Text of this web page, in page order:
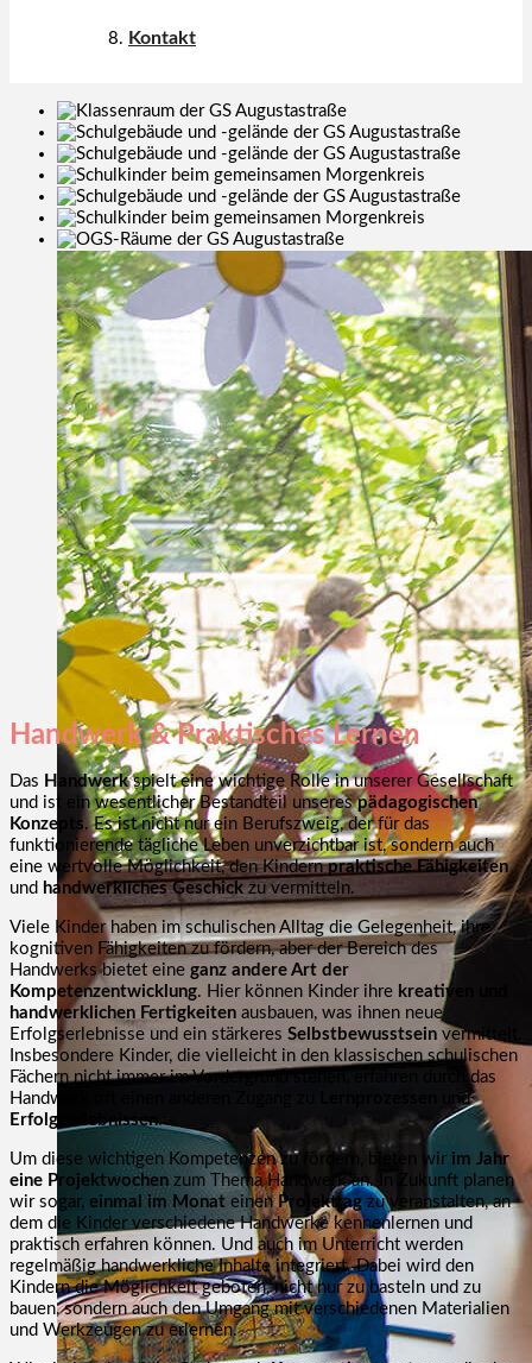
Kontakt
Handwerk & Praktisches Lernen
Das Handwerkspielt eine wichtige Rolle in unserer Gesellschaft
und ist ein wesentlicher Bestandteil unserespädagogischen
Konzepts. Es ist nicht nur ein Berufszweig, der für das
funktionierende tägliche Leben unverzichtbar ist, sondern auch
eine wertvolle Möglichkeit, den Kindernpraktische Fähigkeiten
und handwerkliches Geschick zu vermitteln.
Viele Kinder haben im schulischen Alltag die Gelegenheit, ihre
kognitiven Fähigkeiten zu fördern, aber der Bereich des
Handwerks bietet eine ganz andere Art der
Kompetenzentwicklung. Hier können Kinder ihre kreativen und
handwerklichen Fertigkeiten ausbauen, was ihnen neue
Erfolgserlebnisse und ein stärkeres Selbstbewusstsein vermittelt.
Insbesondere Kinder, die vielleicht in den klassischen schulischen
Fächern nicht immer im Vordergrund stehen, erfahren durch das
Handwerk oft einen anderen Zugang zu
und
Erfolgserlebnissen.
Um diese wichtigen Kompetenzen zu fördern, bieten wir im Jahr
eine Projektwochen zum Thema Handwerk an. In Zukunft planen
wir sogar, einmal im Monat einen Projekttag zu veranstalten, an
dem die Kinder verschiedene Handwerke kennenlernen und
praktisch erfahren können. Und auch im Unterricht werden
regelmäßig handwerkliche Inhalte integriert. Dabei wird den
Kindern die Möglichkeit geboten, nicht nur zu basteln und zu
bauen, sondern auch den Umgang mit verschiedenen Materialien
und Werkzeugen zu erlernen.